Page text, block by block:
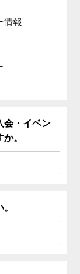
情報
会・イベン
。